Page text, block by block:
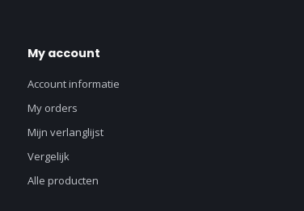
My account
Account informatie
My orders
Mijn verlanglijst
Vergelijk
Alle producten